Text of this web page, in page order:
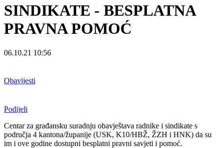
SINDIKATE - BESPLATNA
PRAVNA POMOĆ
06.10.21 10:56
Obavijesti
Podijeli
Centar za građansku suradnju obavještava radnike i sindikate s
područja 4 kantona/županije (USK, K10/HBŽ, ŽZH i HNK) da su
im i ove godine dostupni besplatni pravni savjeti i pomoć.